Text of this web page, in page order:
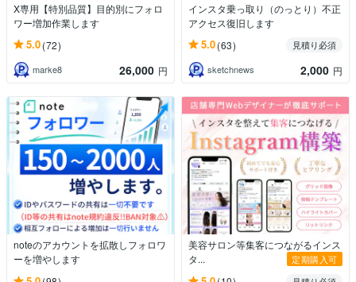
X専用【特別品質】目的別にフォロ
ワー増加作業します
5.0(72)
marke8 26,000 円
インスタ乗っ取り（のっとり）不正
アクセス復旧します
5.0(63)
見積り必須
sketchnews
2,000 円
noteのアカウントを拡散しフォロワ
ーを増やします
美容サロン等集客につながるインス
タ...
定期購入可